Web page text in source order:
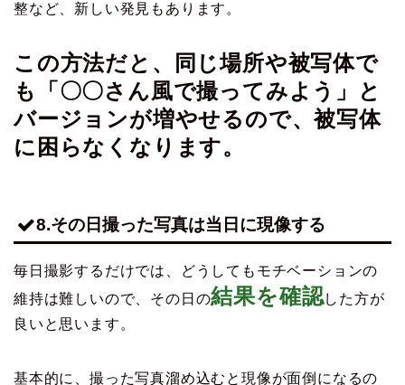
整など、新しい発見もあります。
この方法だと、同じ場所や被写体で
も「〇〇さん風で撮ってみよう」と
バージョンが増やせるので、被写体
に困らなくなります。
8.その日撮った写真は当日に現像する
毎日撮影するだけでは、どうしてもモチベーションの
維持は難しいので、その日の結果を確認した方が
良いと思います。
基本的に、撮った写真溜め込むと現像が面倒になるの